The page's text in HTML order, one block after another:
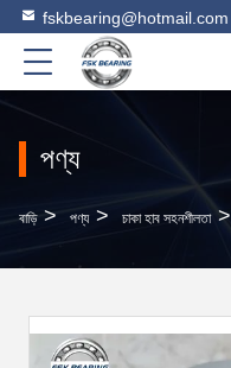
fskbearing@hotmail.com
পণ্য
বাড়ি > পণ্য > চাকা হাব সহনশীলতা >